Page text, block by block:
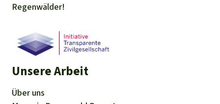
Regenwälder!
Unsere Arbeit
Über uns